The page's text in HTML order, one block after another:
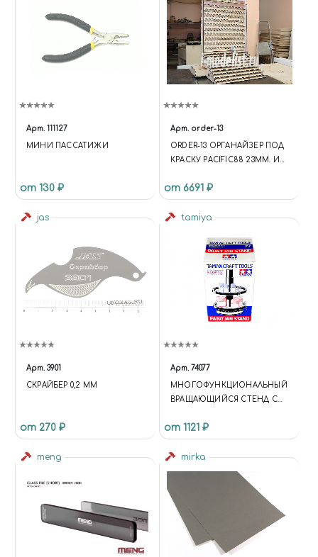
Арт. 111127
МИНИ ПАССАТИЖИ
от 130 ₽
Арт. order-13
ORDER-13 ОРГАНАЙЗЕР ПОД
КРАСКУ PACIFIC88 23ММ. И
ЯЩИКОМ.
от 6691 ₽
jas
Арт. 3901
СКРАЙБЕР 0,2 ММ
от 270 ₽
tamiya
Арт. 74077
МНОГОФУНКЦИОНАЛЬНЫЙ
ВРАЩАЮЩИЙСЯ СТЕНД С
от 1121 ₽
meng mirka